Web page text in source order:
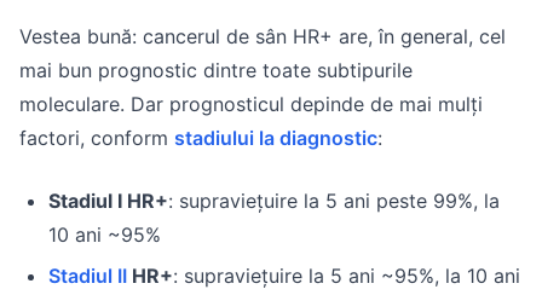
Vestea bună: cancerul de sân HR+ are, în general, cel
mai bun prognostic dintre toate subtipurile
moleculare. Dar prognosticul depinde de mai mulți
factori, conform stadiului la diagnostic:
Stadiul I HR+: supraviețuire la 5 ani peste 99%, la
10 ani ~95%
Stadiul II HR+: supraviețuire la 5 ani ~95%, la 10 ani